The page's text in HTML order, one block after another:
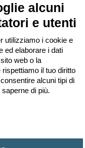
altro tipo di materiale che
dello Stato dove
Fare ciò porta
notifica al tuo provider
IP sono registrati per
che “EDILCLIMA” abbia il
argomento in
di questo servizio,
inviato sia conservata
saranno divulgate a
phpBB sono da ritenersi
alcuni
e utenti
utilizziamo i cookie e
ed elaborare i dati
web o la
il tuo diritto
alcuni tipi di
di più.